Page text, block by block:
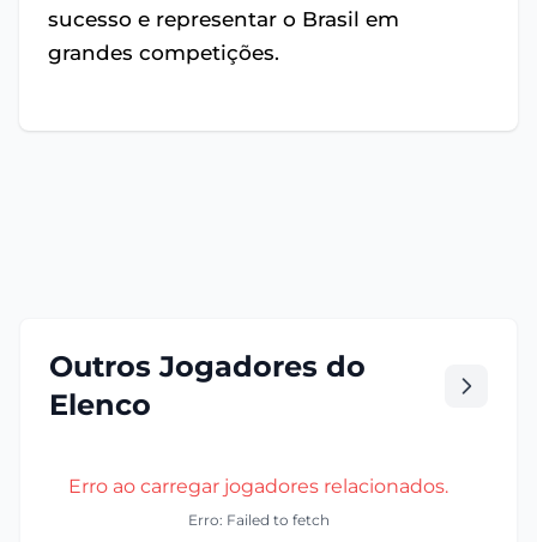
sucesso e representar o Brasil em
grandes competições.
Outros Jogadores do
Elenco
Erro ao carregar jogadores relacionados.
Erro: Failed to fetch